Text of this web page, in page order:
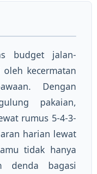
budget jalan-
kecermatan
Dengan
pakaian,
rumus 5-4-3-
harian lewat
tidak hanya
denda bagasi